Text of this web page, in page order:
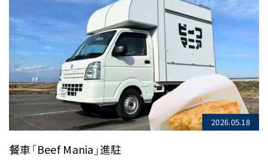
2026.05.18
餐車「Beef Mania」進駐